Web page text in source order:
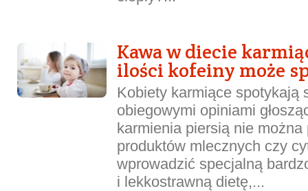
Kawa w diecie
ilości kofeiny może
Kobiety karmiące spotykają
obiegowymi opiniami
karmienia piersią nie można
produktów mlecznych czy
wprowadzić specjalną
i lekkostrawną dietę,...